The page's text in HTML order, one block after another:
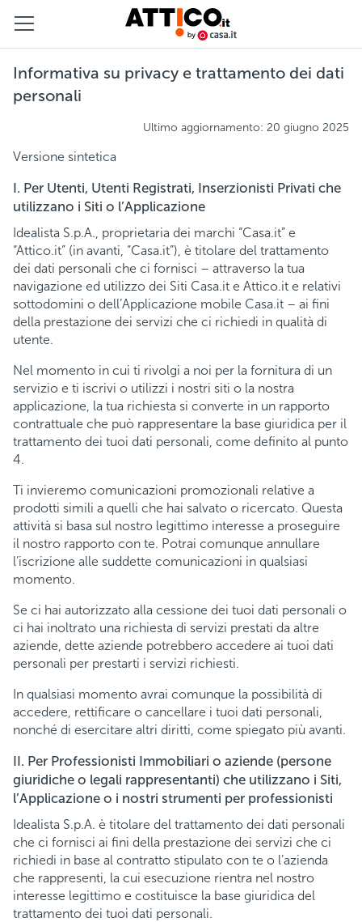
Informativa su privacy e trattamento dei dati
personali
Ultimo aggiornamento: 20 giugno 2025
Versione sintetica
I. Per Utenti, Utenti Registrati, Inserzionisti Privati che
utilizzano i Siti o l’Applicazione
Idealista S.p.A., proprietaria dei marchi “Casa.it” e
“Attico.it” (in avanti, “Casa.it”), è titolare del trattamento
dei dati personali che ci fornisci – attraverso la tua
navigazione ed utilizzo dei Siti Casa.it e Attico.it e relativi
sottodomini o dell’Applicazione mobile Casa.it – ai fini
della prestazione dei servizi che ci richiedi in qualità di
utente.
Nel momento in cui ti rivolgi a noi per la fornitura di un
servizio e ti iscrivi o utilizzi i nostri siti o la nostra
applicazione, la tua richiesta si converte in un rapporto
contrattuale che può rappresentare la base giuridica per il
trattamento dei tuoi dati personali, come definito al punto
4.
Ti invieremo comunicazioni promozionali relative a
prodotti simili a quelli che hai salvato o ricercato. Questa
attività si basa sul nostro legittimo interesse a proseguire
il nostro rapporto con te. Potrai comunque annullare
l’iscrizione alle suddette comunicazioni in qualsiasi
momento.
Se ci hai autorizzato alla cessione dei tuoi dati personali o
ci hai inoltrato una richiesta di servizi prestati da altre
aziende, dette aziende potrebbero accedere ai tuoi dati
personali per prestarti i servizi richiesti.
In qualsiasi momento avrai comunque la possibilità di
accedere, rettificare o cancellare i tuoi dati personali,
nonché di esercitare altri diritti, come spiegato più avanti.
II. Per Professionisti Immobiliari o aziende (persone
giuridiche o legali rappresentanti) che utilizzano i Siti,
l’Applicazione o i nostri strumenti per professionisti
Idealista S.p.A. è titolare del trattamento dei dati personali
che ci fornisci ai fini della prestazione dei servizi che ci
richiedi in base al contratto stipulato con te o l’azienda
che rappresenti, la cui esecuzione rientra nel nostro
interesse legittimo e costituisce la base giuridica del
trattamento dei tuoi dati personali.